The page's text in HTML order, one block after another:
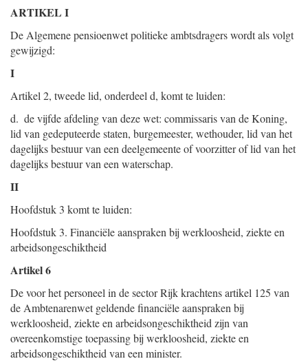
ARTIKEL I
De Algemene pensioenwet politieke ambtsdragers wordt als volgt
gewijzigd:
I
Artikel 2, tweede lid, onderdeel d, komt te luiden:
d. de vijfde afdeling van deze wet: commissaris van de Koning,
lid van gedeputeerde staten, burgemeester, wethouder, lid van het
dagelijks bestuur van een deelgemeente of voorzitter of lid van het
dagelijks bestuur van een waterschap.
II
Hoofdstuk 3 komt te luiden:
Hoofdstuk 3. Financiële aanspraken bij werkloosheid, ziekte en
arbeidsongeschiktheid
Artikel 6
De voor het personeel in de sector Rijk krachtens artikel 125 van
de Ambtenarenwet geldende financiële aanspraken bij
werkloosheid, ziekte en arbeidsongeschiktheid zijn van
overeenkomstige toepassing bij werkloosheid, ziekte en
arbeidsongeschiktheid van een minister.